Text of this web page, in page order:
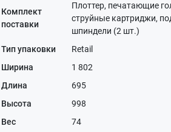
Комплект
поставки
Плоттер, печатающие
струйные картриджи,
шпиндели (2 шт.)
Тип упаковки
Retail
Ширина
1 802
Длина
695
Высота
998
Вес
74